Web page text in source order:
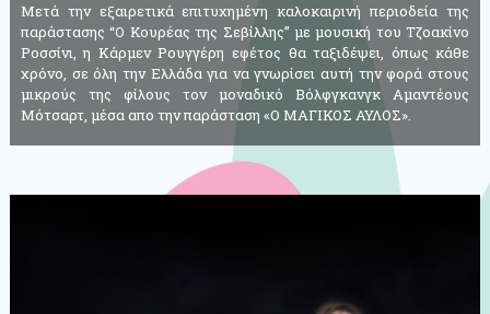
Μετά την εξαιρετικά επιτυχημένη καλοκαιρινή περιοδεία της
παράστασης “Ο Κουρέας της Σεβίλλης” με μουσική του Τζοακίνο
Ροσσίνι, η Κάρμεν Ρουγγέρη εφέτος θα ταξιδέψει, όπως κάθε
χρόνο, σε όλη την Ελλάδα για να γνωρίσει αυτή την φορά στους
μικρούς της φίλους τον μοναδικό Βόλφγκανγκ Αμαντέους
Μότσαρτ, μέσα απο την παράσταση «Ο ΜΑΓΙΚΟΣ ΑΥΛΟΣ».